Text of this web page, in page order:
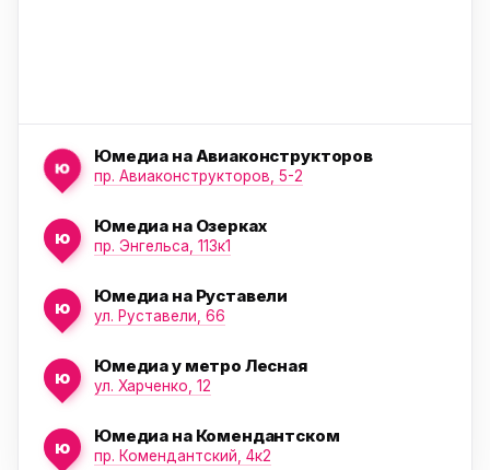
ю
Юмедиа на Авиаконструкторов
пр. Авиаконструкторов, 5-2
ю
Юмедиа на Озерках
пр. Энгельса, 113к1
ю
Юмедиа на Руставели
ул. Руставели, 66
ю
Юмедиа у метро Лесная
ул. Харченко, 12
ю
Юмедиа на Комендантском
пр. Комендантский, 4к2